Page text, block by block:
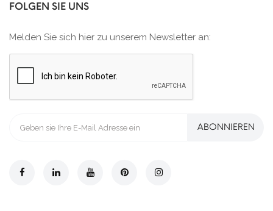
FOLGEN SIE UNS
Melden Sie sich hier zu unserem Newsletter an:
ABONNIEREN